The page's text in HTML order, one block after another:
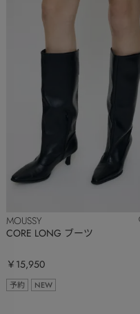
MOUSSY
CORE LONG ブーツ
￥15,950
予約 NEW